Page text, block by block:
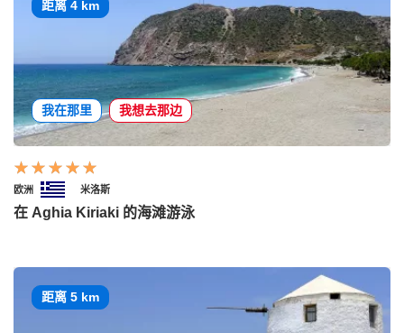
距离 4 km
我在那里 我想去那边
欧洲 米洛斯
在 Aghia Kiriaki 的海滩游泳
距离 5 km